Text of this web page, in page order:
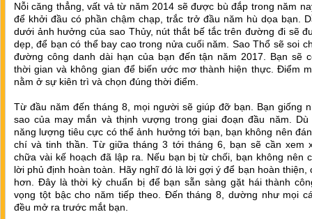
Nỗi căng thẳng, vất vả từ năm 2014 sẽ được bù đắp trong năm
để khởi đầu có phần chậm chạp, trắc trở đầu năm hù dọa bạn.
dưới ảnh hưởng của sao Thủy, nút thắt bế tắc trên đường đi sẽ
dẹp, để bạn có thể bay cao trong nửa cuối năm. Sao Thổ sẽ soi
đường công danh dài hạn của bạn đến tận năm 2017. Bạn sẽ
thời gian và không gian để biến ước mơ thành hiện thực. Điểm
nằm ở sự kiên trì và chọn đúng thời điểm.
Từ đầu năm đến tháng 8, mọi người sẽ giúp đỡ bạn. Bạn giống
sao của may mắn và thịnh vượng trong giai đoạn đầu năm. Dù
năng lượng tiêu cực có thể ảnh hưởng tới bạn, bạn không nên
chí và tinh thần. Từ giữa tháng 3 tới tháng 6, bạn sẽ cần xem
chữa vài kế hoạch đã lập ra. Nếu bạn bị từ chối, bạn không nên
lời phủ định hoàn toàn. Hãy nghĩ đó là lời gợi ý để bạn hoàn thiện,
hơn. Đây là thời kỳ chuẩn bị để bạn sẵn sàng gặt hái thành
vọng tột bậc cho năm tiếp theo. Đến tháng 8, dường như mọi
đều mở ra trước mắt bạn.